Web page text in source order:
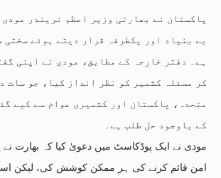
پاکستان نے بھارتی وزیر اعظم نریندر
بے بنیاد اور یکطرفہ قرار دیتے ہوئے سختی
ہے۔ دفتر خارجہ کے مطابق، مودی نے اپنی
کر مسئلہ کشمیر کو نظر انداز کیا، جو سات
متحدہ، پاکستان اور کشمیری عوام سے کیے
کے باوجود حل طلب ہے۔
مودی نے ایک پوڈکاسٹ میں دعویٰ کیا کہ بھارت نے
امن قائم کرنے کی ہر ممکن کوشش کی، لیکن